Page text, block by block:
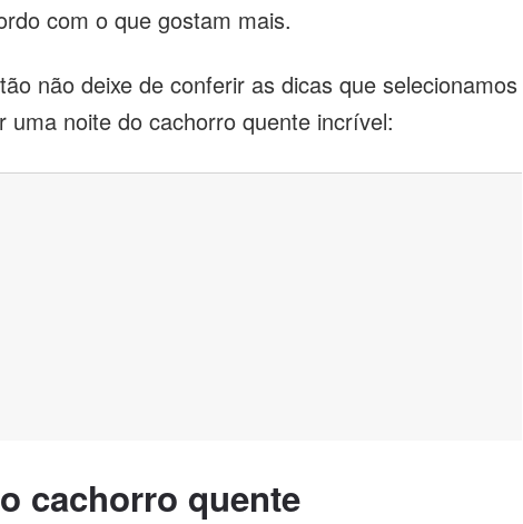
com o que gostam mais.
não deixe de conferir as dicas que selecionamos
noite do cachorro quente incrível:
cachorro quente